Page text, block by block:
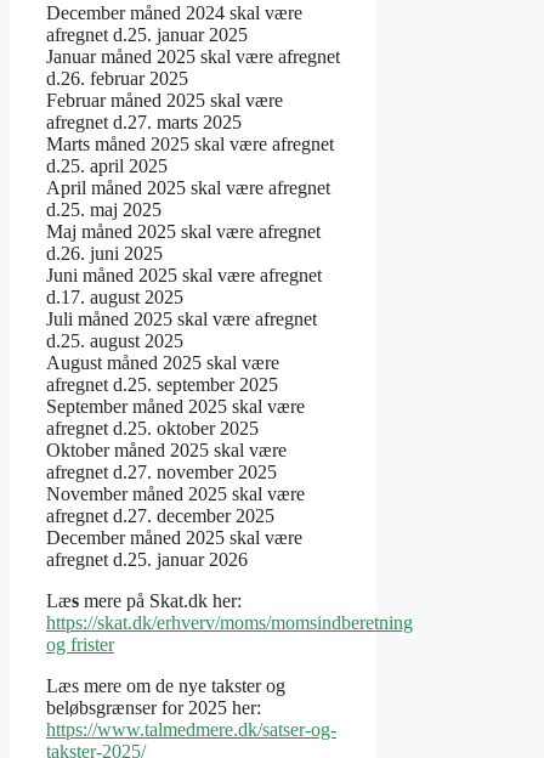
December måned 2024 skal være
afregnet d.25. januar 2025
Januar måned 2025 skal være afregnet
d.26. februar 2025
Februar måned 2025 skal være
afregnet d.27. marts 2025
Marts måned 2025 skal være afregnet
d.25. april 2025
April måned 2025 skal være afregnet
d.25. maj 2025
Maj måned 2025 skal være afregnet
d.26. juni 2025
Juni måned 2025 skal være afregnet
d.17. august 2025
Juli måned 2025 skal være afregnet
d.25. august 2025
August måned 2025 skal være
afregnet d.25. september 2025
September måned 2025 skal være
afregnet d.25. oktober 2025
Oktober måned 2025 skal være
afregnet d.27. november 2025
November måned 2025 skal være
afregnet d.27. december 2025
December måned 2025 skal være
afregnet d.25. januar 2026
Læs mere på Skat.dk her:
https://skat.dk/erhverv/moms/momsindberetning
og frister
Læs mere om de nye takster og
beløbsgrænser for 2025 her:
https://www.talmedmere.dk/satser-og-
takster-2025/